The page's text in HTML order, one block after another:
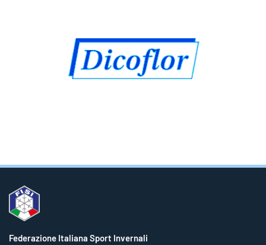
Federazione Italiana Sport Invernali